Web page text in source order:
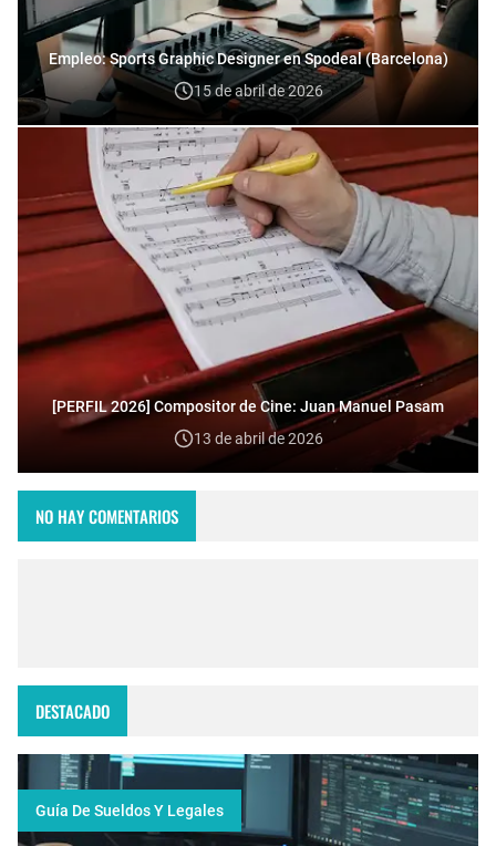
Empleo: Sports Graphic Designer en Spodeal (Barcelona)
15 de abril de 2026
[PERFIL 2026] Compositor de Cine: Juan Manuel Pasam
13 de abril de 2026
NO HAY COMENTARIOS
DESTACADO
Guía De Sueldos Y Legales